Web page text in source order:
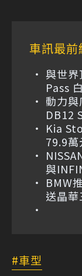
車訊最前
與世
Pass
動力
DB12
Kia
79.9
與
BMW
送晶
車型